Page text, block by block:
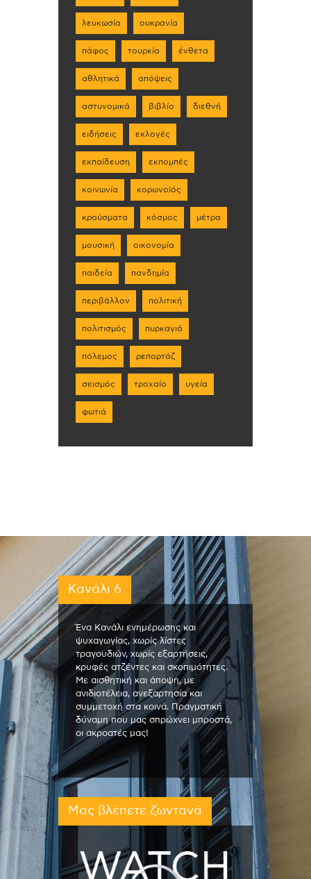
λευκωσία ουκρανία
πάφος τουρκία ένθετα
αθλητικά απόψεις
αστυνομικά βιβλίο διεθνή
ειδήσεις εκλογές
εκπαίδευση εκπομπές
κοινωνία κορωνοϊός
κρούσματα κόσμος μέτρα
μουσική οικονομία
παιδεία πανδημία
περιβάλλον πολιτική
πολιτισμός πυρκαγιά
πόλεμος ρεπορτάζ
σεισμός τροχαίο υγεία
φωτιά
Κανάλι 6
Ένα Κανάλι ενημέρωσης και
ψυχαγωγίας, χωρίς λίστες
τραγουδιών, χωρίς εξαρτήσεις,
κρυφές ατζέντες και σκοπιμότητες.
Με αισθητική και άποψη, με
ανιδιοτέλεια, ανεξαρτησία και
συμμετοχή στα κοινά. Πραγματική
δύναμη που μας σπρώχνει μπροστά,
οι ακροατές μας!
Μας βλέπετε ζωντανά